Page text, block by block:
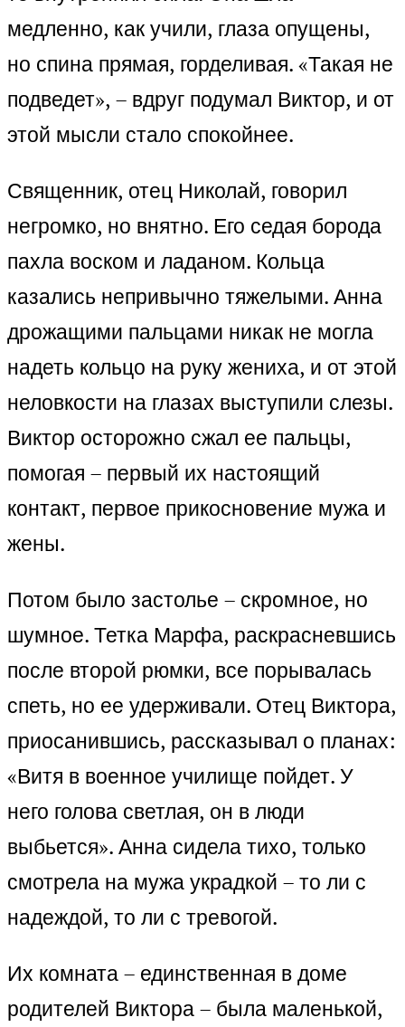
медленно, как учили, глаза опущены,
но спина прямая, горделивая. «Такая не
подведет», – вдруг подумал Виктор, и от
этой мысли стало спокойнее.
Священник, отец Николай, говорил
негромко, но внятно. Его седая борода
пахла воском и ладаном. Кольца
казались непривычно тяжелыми. Анна
дрожащими пальцами никак не могла
надеть кольцо на руку жениха, и от этой
неловкости на глазах выступили слезы.
Виктор осторожно сжал ее пальцы,
помогая – первый их настоящий
контакт, первое прикосновение мужа и
жены.
Потом было застолье – скромное, но
шумное. Тетка Марфа, раскрасневшись
после второй рюмки, все порывалась
спеть, но ее удерживали. Отец Виктора,
приосанившись, рассказывал о планах:
«Витя в военное училище пойдет. У
него голова светлая, он в люди
выбьется». Анна сидела тихо, только
смотрела на мужа украдкой – то ли с
надеждой, то ли с тревогой.
Их комната – единственная в доме
родителей Виктора – была маленькой,